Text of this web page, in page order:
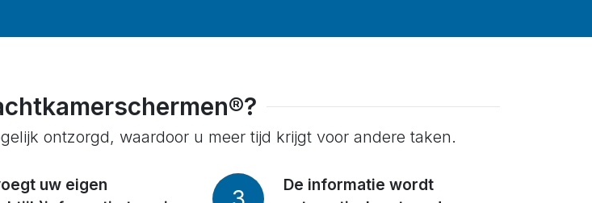
ontzorgd, waardoor u meer tijd krijgt voor andere taken.
uw eigen
De informatie wordt